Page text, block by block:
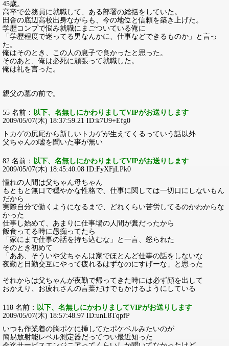
45歳。
高卒で公務員に就職して、ある部署の総括をしていた。
田舎の底辺高校出身ながらも、今の地位と信頼を築き上げた。
学歴コンプで悩み就職にまごついている俺に
「学歴程度で迷ってる男なんかに、仕事などできるものか」と言っ
た。
俺はそのとき、この人の息子で良かったと思った。
そのあと、俺は必死に頑張って就職した。
俺は礼を言った。
親父の墓の前で。
55 名前： 以下、名無しにかわりましてVIPがお送りします
2009/05/07(木) 18:37:59.21 ID:k7U9+Efg0
トカゲの尻尾から新しいトカゲが生えてくるっていう話以外
父ちゃんの嘘を聞いた事が無い
82 名前： 以下、名無しにかわりましてVIPがお送りします
2009/05/07(木) 18:45:40.08 ID:FyXFjLPk0
憧れの人間は父ちゃん母ちゃん
もともと無口で穏やかな性格で、仕事に関しては一切口にしないもん
だから
実際自分で働くようになるまで、どれくらい苦労してるのかわからな
かった
仕事し始めて、あまりに仕事場の人間が糞だったから
飯食ってる時に愚痴ってたら
「家にまで仕事の話を持ち込むな」と一言、怒られた
そのとき初めて
「ああ、そういや父ちゃんは家でほとんど仕事の話をしないな
夜勤と日勤交互にやって疲れるはずなのにすげーな」と思った
それからは父ちゃんが夜勤で帰ってきた時には必ず顔を出して
おかえり、お疲れさんの言葉だけでもかけるようにしている
118 名前： 以下、名無しにかわりましてVIPがお送りします
2009/05/07(木) 18:57:48.97 ID:unL8TqpfP
いつも作業着の胸ポケに挿してたポケベルみたいのが
簡易放射能レベル測定器だってつい最近知った